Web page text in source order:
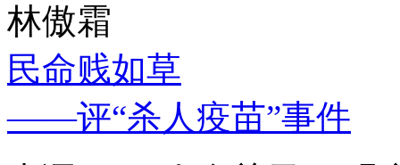
林傲霜
民命贱如草
——评“杀人疫苗”事件